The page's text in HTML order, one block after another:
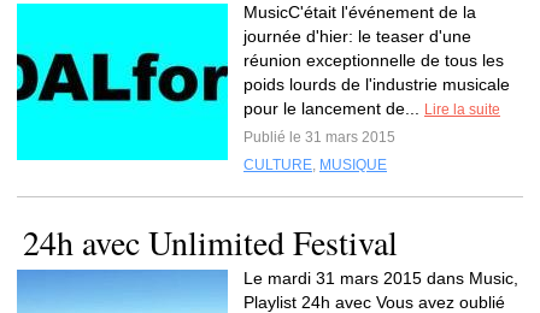
MusicC'était l'événement de la
journée d'hier: le teaser d'une
réunion exceptionnelle de tous les
poids lourds de l'industrie musicale
pour le lancement de...
Lire la suite
Publié le 31 mars 2015
CULTURE, MUSIQUE
24h avec Unlimited Festival
Le mardi 31 mars 2015 dans Music,
Playlist 24h avec Vous avez oublié